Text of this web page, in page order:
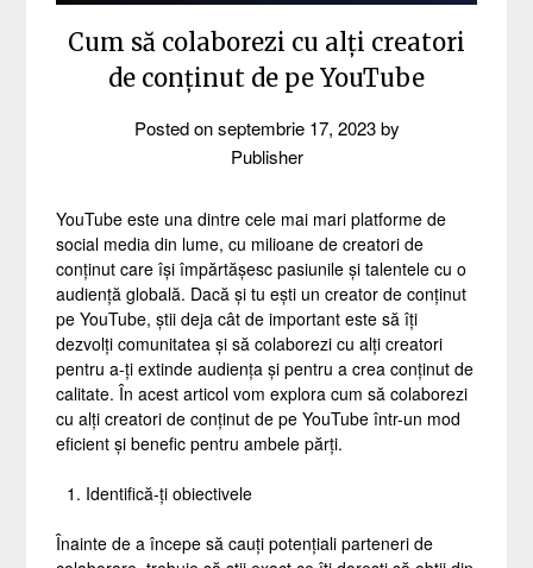
Cum să colaborezi cu alți creatori
de conținut de pe YouTube
Posted onseptembrie 17, 2023by
Publisher
YouTube este una dintre cele mai mari platforme de
social media din lume, cu milioane de creatori de
conținut care își împărtășesc pasiunile și talentele cu o
audiență globală. Dacă și tu ești un creator de conținut
pe YouTube, știi deja cât de important este să îți
dezvolți comunitatea și să colaborezi cu alți creatori
pentru a-ți extinde audiența și pentru a crea conținut de
calitate. În acest articol vom explora cum să colaborezi
cu alți creatori de conținut de pe YouTube într-un mod
eficient și benefic pentru ambele părți.
Identifică-ți obiectivele
Înainte de a începe să cauți potențiali parteneri de